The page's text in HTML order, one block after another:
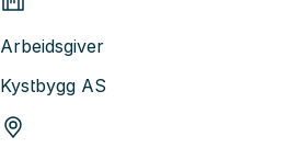
Arbeidsgiver
Kystbygg AS